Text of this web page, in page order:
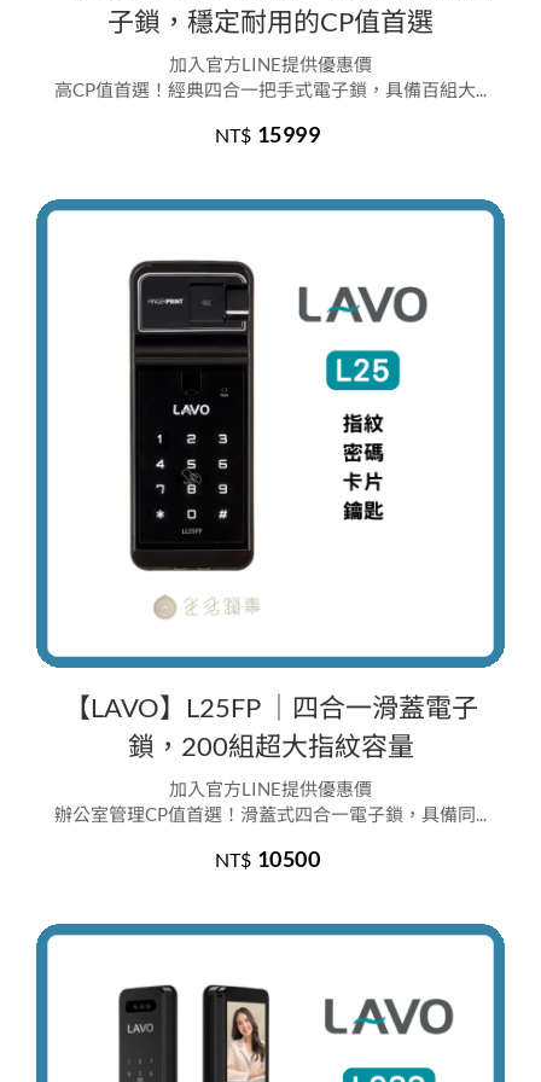
子鎖，穩定耐用的CP值首選
加入官方LINE提供優惠價
高CP值首選！經典四合一把手式電子鎖，具備百組大...
NT$ 15999
【LAVO】L25FP ｜四合一滑蓋電子
鎖，200組超大指紋容量
加入官方LINE提供優惠價
辦公室管理CP值首選！滑蓋式四合一電子鎖，具備同...
NT$ 10500